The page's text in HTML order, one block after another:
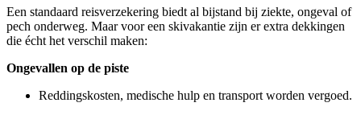
Een standaard reisverzekering biedt al bijstand bij ziekte, ongeval of
pech onderweg. Maar voor een skivakantie zijn er extra dekkingen
die écht het verschil maken:
Ongevallen op de piste
Reddingskosten, medische hulp en transport worden vergoed.